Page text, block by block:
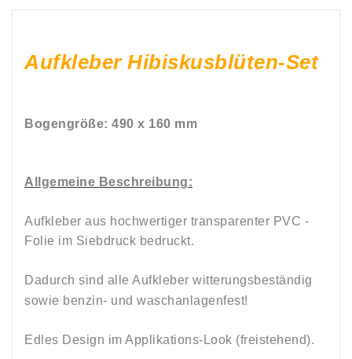
Aufkleber Hibiskusblüten-Set
Bogengröße: 490 x 160 mm
Allgemeine Beschreibung:
Aufkleber aus hochwertiger transparenter PVC -
Folie im Siebdruck bedruckt.
Dadurch sind alle Aufkleber witterungsbeständig
sowie benzin- und waschanlagenfest!
Edles Design im Applikations-Look (freistehend).